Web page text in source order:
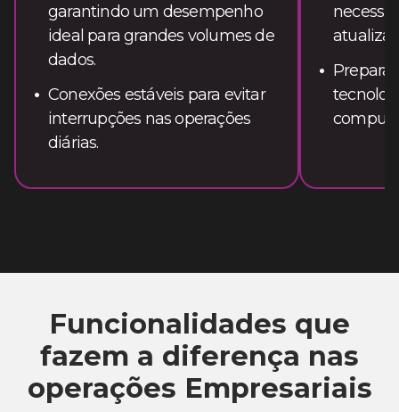
garantindo um desempenho
ideal para grandes volumes de
dados.
Conexões estáveis para evitar
interrupções nas operações
diárias.
Funcionalidades que
fazem a diferença nas
operações Empresariais